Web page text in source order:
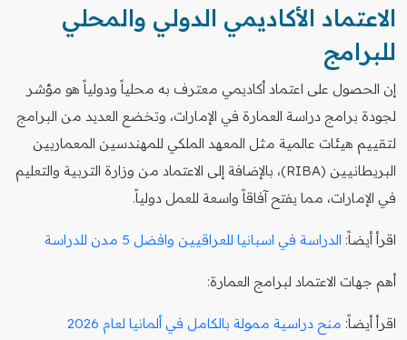
الاعتماد الأكاديمي الدولي والمحلي
للبرامج
إن الحصول على اعتماد أكاديمي معترف به محلياً ودولياً هو مؤشر
لجودة برامج دراسة العمارة في الإمارات، وتخضع العديد من البرامج
لتقييم هيئات عالمية مثل المعهد الملكي للمهندسين المعماريين
البريطانيين (RIBA)، بالإضافة إلى الاعتماد من وزارة التربية والتعليم
في الإمارات، مما يفتح آفاقاً واسعة للعمل دولياً.
اقرأ أيضاً: الدراسة في اسبانيا للعراقيين وافضل 5 مدن للدراسة
أهم جهات الاعتماد لبرامج العمارة:
اقرأ أيضاً: منح دراسية ممولة بالكامل في ألمانيا لعام 2026